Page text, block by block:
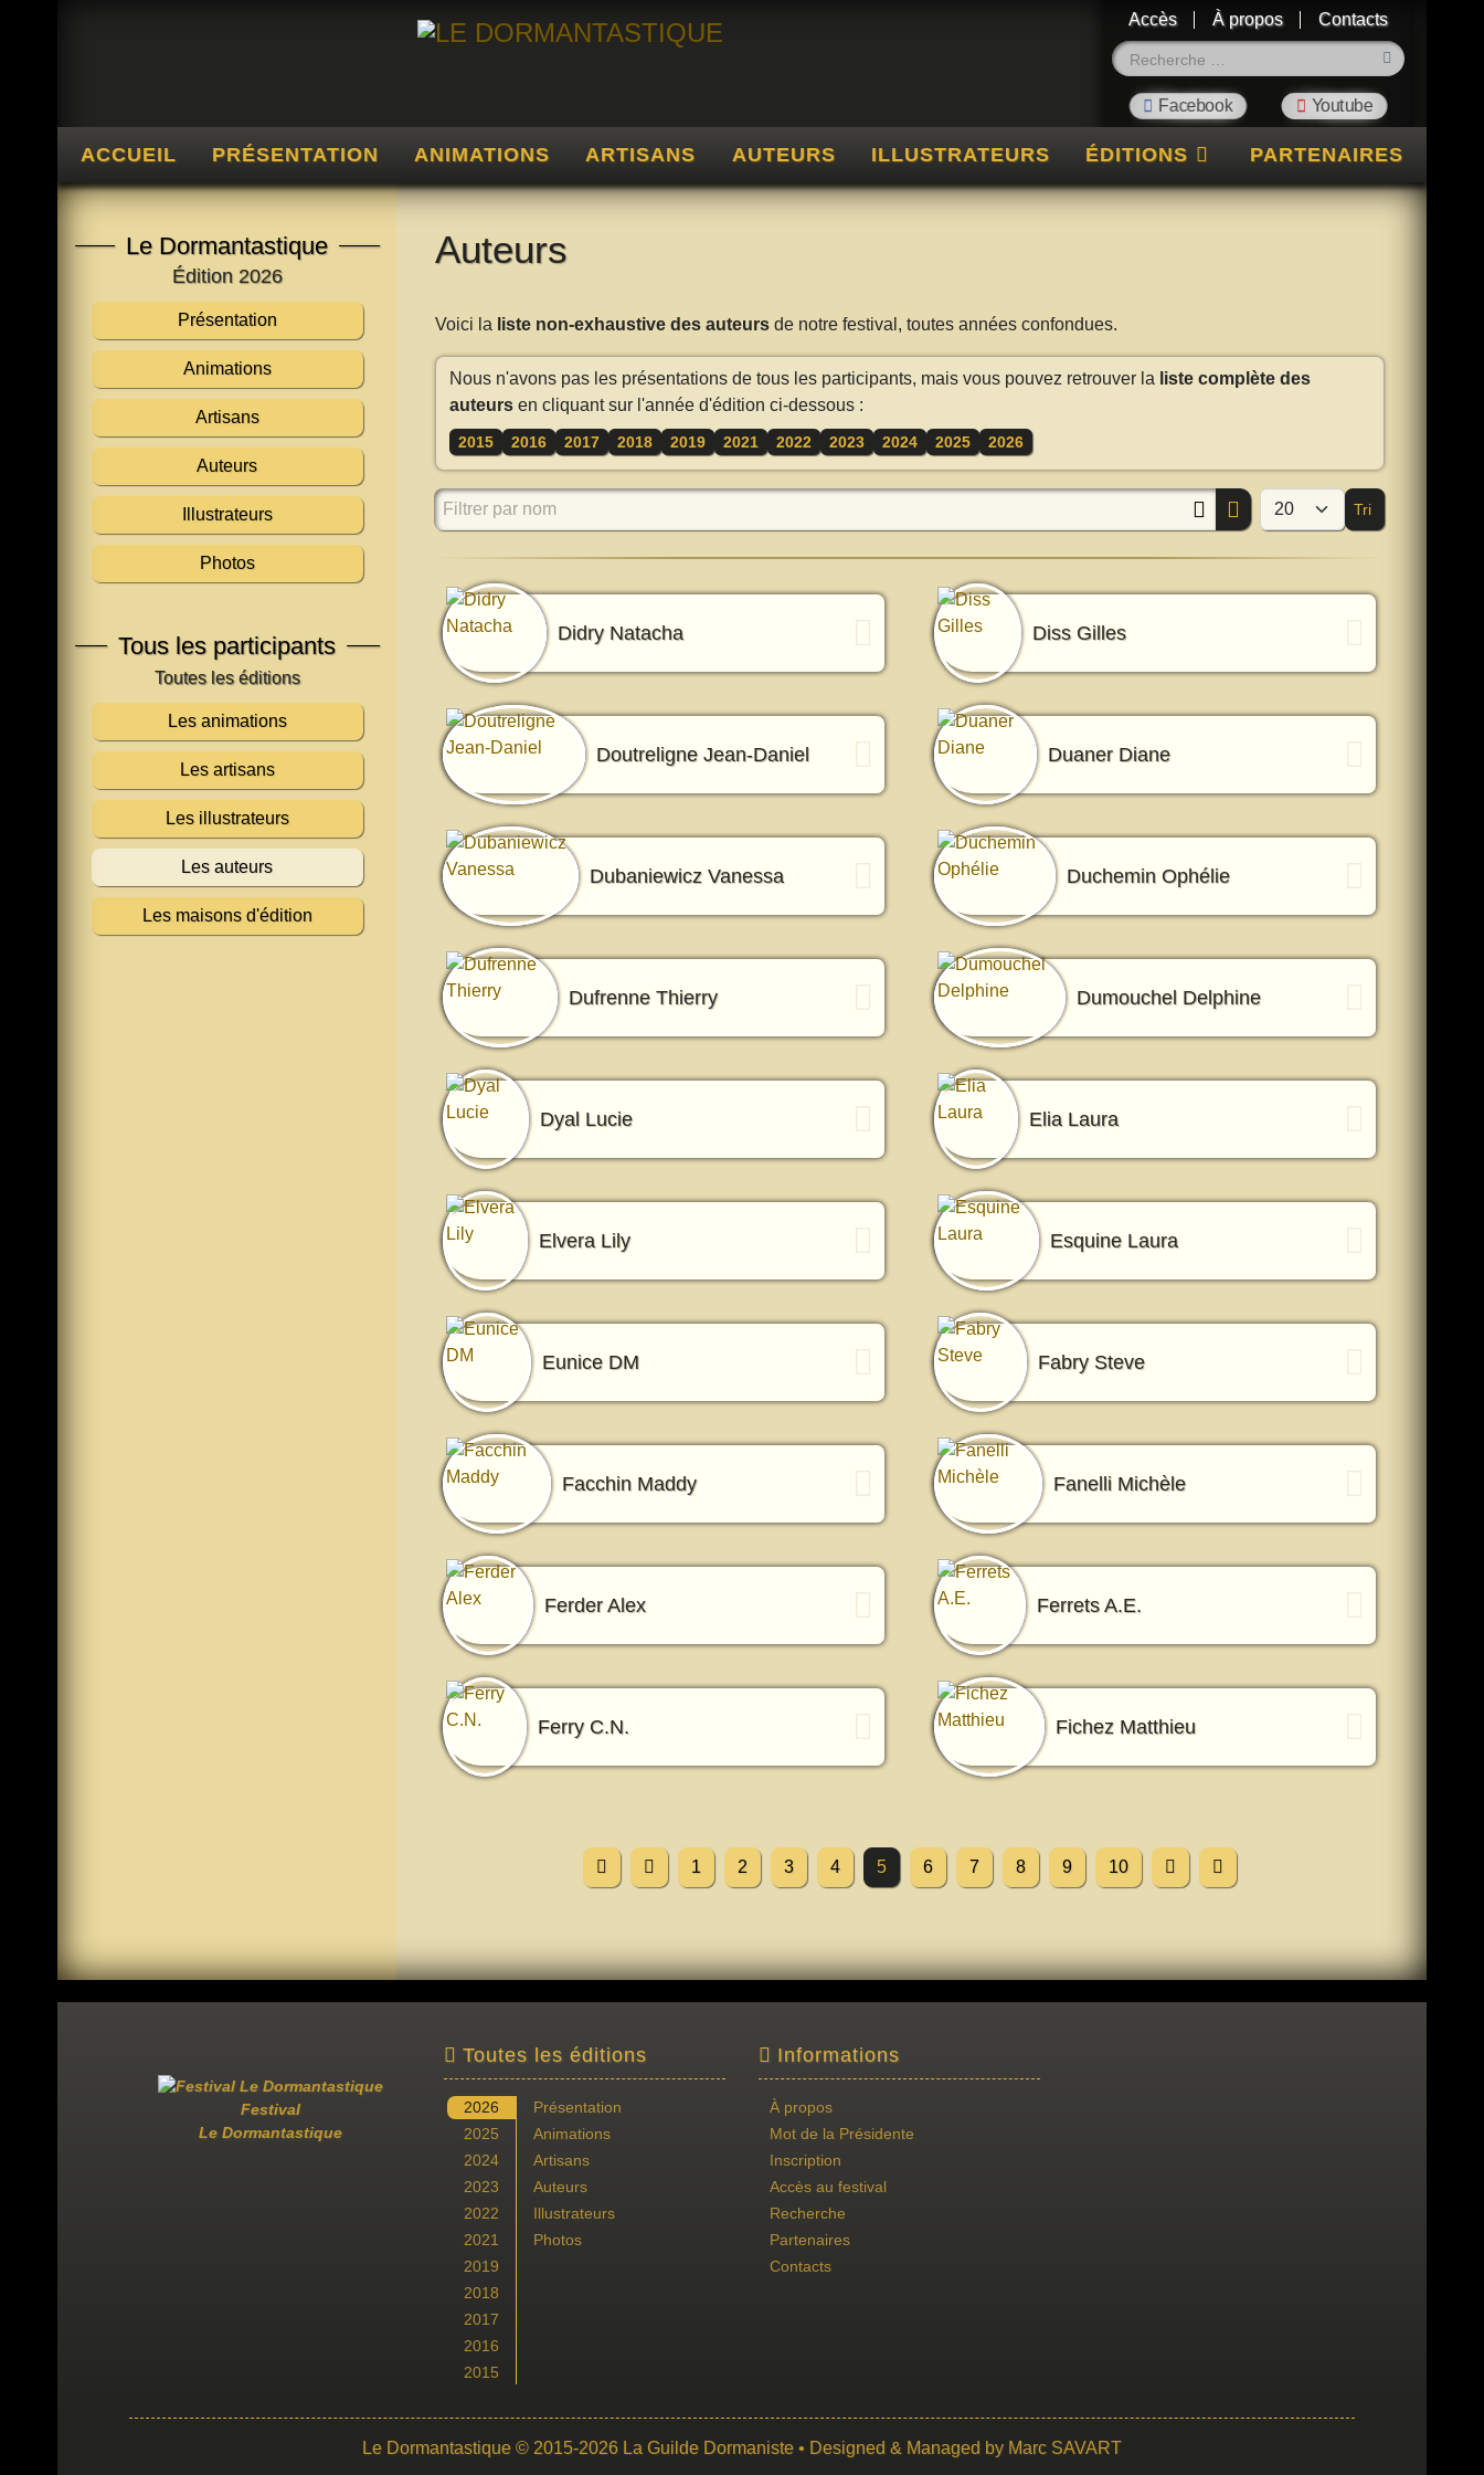
Accès À propos
Contacts
ACCUEIL PRÉSENTATION ANIMATIONS ARTISANS AUTEURS ILLUSTRATEURS ÉDITIONS PARTENAIRES
Le Dormantastique
Édition 2026
Présentation
Animations
Artisans
Auteurs
Illustrateurs
Photos
Tous les participants
Les animations
Les artisans
Les illustrateurs
Les auteurs
Les maisons d'édition
Auteurs
Voici la liste non-exhaustive des auteursde notre festival, toutes années confondues.
Nous n'avons pas les présentations de tous les participants, mais vous pouvez retrouver la liste complète des
auteursen cliquant sur l'année d'édition ci-dessous :
2015 2016 2017 2018 2019 2021 2022 2023 2024 2025 2026
Filtrer par nom
Afficher #
Tri
Didry Natacha Diss Gilles
Doutreligne Jean-Daniel Duaner Diane
Dubaniewicz Vanessa Duchemin Ophélie
Dufrenne Thierry Dumouchel Delphine
Dyal Lucie Elia Laura
Elvera Lily Esquine Laura
Eunice DM Fabry Steve
Facchin Maddy Fanelli Michèle
Ferder Alex Ferrets A.E.
Ferry C.N. Fichez Matthieu
1 2 3 4 5 6 7 8 9 10
Festival
Le Dormantastique
Toutes les éditions
2026
2025
2024
2023
2022
2021
2019
2018
2017
2016
2015
Présentation
Animations
Artisans
Auteurs
Illustrateurs
Photos
Informations
À propos
Mot de la Présidente
Inscription
Accès au festival
Recherche
Partenaires
Contacts
Le Dormantastique © 2015-2026 La Guilde Dormaniste • Designed & Managed by Marc SAVART